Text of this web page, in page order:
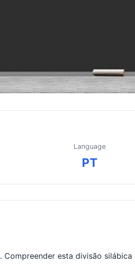
Language
PT
. Compreender esta divisão silábica